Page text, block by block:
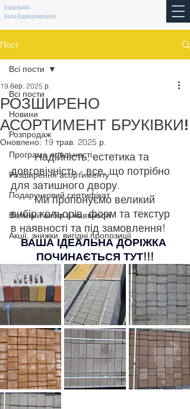
Будсервіс
База Будматеріалів
Пост
Всі пости
Новини
Розпродаж
Програма лояльності
Розширення асортименту
Подарунковий сертифікат
Великий вибір в наявності
Акції, знижки, вигідні пропозиції
Всі пости
РОЗШИРЕНО
АСОРТИМЕНТ БРУКІВКИ!
19 бер. 2025 р.
Оновлено: 19 трав. 2025 р.
Надійність, естетика та
довговічність - все, що потрібно
для затишного двору.
	Ми пропонуємо великий
вибір кольорів, форм та текстур
в наявності та під замовлення!
ВАША ІДЕАЛЬНА ДОРІЖКА
ПОЧИНАЄТЬСЯ ТУТ!!!